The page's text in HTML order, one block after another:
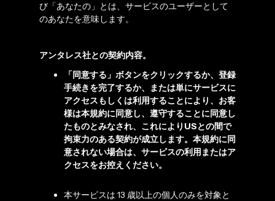
び「あなたの」とは、サービスのユーザーとして
のあなたを意味します。
アンタレス社との契約内容。
「同意する」ボタンをクリックするか、登録
手続きを完了するか、または単にサービスに
アクセスもしくは利用することにより、お客
様は本規約に同意し、遵守することに同意し
たものとみなされ、これによりUSとの間で
拘束力のある契約が成立します。本規約に同
意されない場合は、サービスの利用またはア
クセスをお控えください。
本サービスは 13 歳以上の個人のみを対象と